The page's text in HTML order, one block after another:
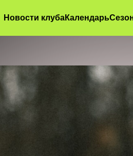
0; margin: 0; } .GL10N img:first-
Новости клубаКалендарь